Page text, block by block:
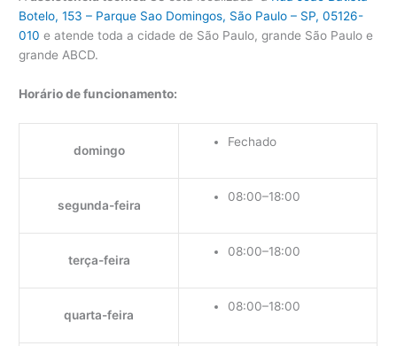
Botelo, 153 – Parque Sao Domingos, São Paulo – SP, 05126-
010 e atende toda a cidade de São Paulo, grande São Paulo e
grande ABCD.
Horário de funcionamento:
domingo
Fechado
segunda-feira
08:00–18:00
terça-feira
08:00–18:00
quarta-feira
08:00–18:00